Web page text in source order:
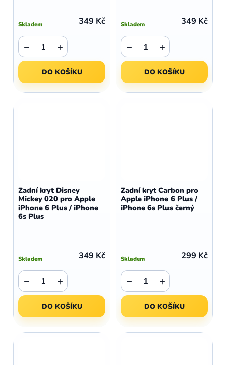
Skladem 349 Kč
+
−
DO KOŠÍKU
Skladem 349 Kč
+
−
DO KOŠÍKU
Zadní kryt Disney
Mickey 020 pro Apple
iPhone 6 Plus / iPhone
6s Plus
Skladem 349 Kč
+
−
DO KOŠÍKU
Zadní kryt Carbon pro
Apple iPhone 6 Plus /
iPhone 6s Plus černý
Skladem 299 Kč
+
−
DO KOŠÍKU